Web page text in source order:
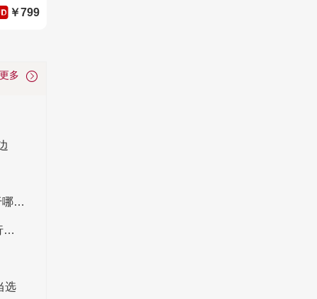
￥799
多
数位板商标注册哪个商标类别？数位板商标属于哪一类
手写板什么品牌好 CNPP手写板十强品牌赋能行业新选择
选